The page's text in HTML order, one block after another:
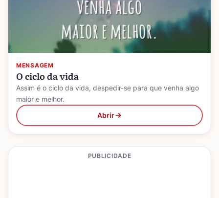
MENSAGEM
O ciclo da vida
Assim é o ciclo da vida, despedir-se para que venha algo
maior e melhor.
Abrir
PUBLICIDADE